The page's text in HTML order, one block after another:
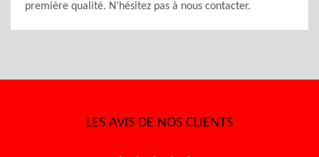
première qualité. N’hésitez pas à nous contacter.
LES AVIS DE NOS CLIENTS